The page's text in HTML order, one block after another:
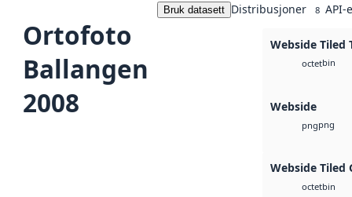
Ortofoto
Ballangen
2008
Bruk datasett Distribusjoner 8 API-
Webside Tiled
octetbin
Webside
pngpng
Webside Tiled
octetbin